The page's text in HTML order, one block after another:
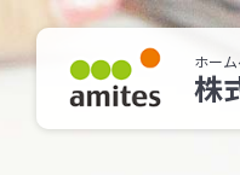
ホー
株